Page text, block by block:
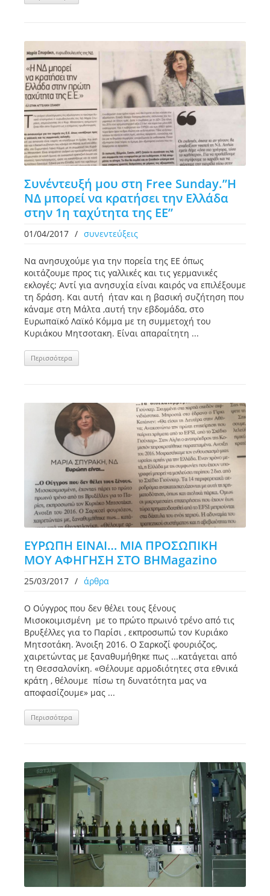
Συνέντευξή μου στη Free Sunday.”H
NΔ μπορεί να κρατήσει την Ελλάδα
στην 1η ταχύτητα της ΕΕ”
01/04/2017 / συνεντεύξεις
Να ανησυχούμε για την πορεία της ΕΕ όπως
κοιτάζουμε προς τις γαλλικές και τις γερμανικές
εκλογές; Αντί για ανησυχία είναι καιρός να επιλέξουμε
τη δράση. Και αυτή ήταν και η βασική συζήτηση που
κάναμε στη Μάλτα ,αυτή την εβδομάδα, στο
Ευρωπαϊκό Λαϊκό Κόμμα με τη συμμετοχή του
Κυριάκου Μητσοτακη. Είναι απαραίτητη ...
Περισσότερα
ΕΥΡΩΠΗ ΕΙΝΑΙ… ΜΙΑ ΠΡΟΣΩΠΙΚΗ
ΜΟΥ ΑΦΗΓΗΣΗ ΣΤΟ ΒΗΜagazino
25/03/2017 / άρθρα
Ο Ούγγρος που δεν θέλει τους ξένους
Μισοκοιμισμένη με το πρώτο πρωινό τρένο από τις
Βρυξέλλες για το Παρίσι , εκπροσωπώ τον Κυριάκο
Μητσοτάκη. Άνοιξη 2016. Ο Σαρκοζί φουριόζος,
χαιρετώντας με ξαναθυμήθηκε πως ...κατάγεται από
τη Θεσσαλονίκη. «Θέλουμε αρμοδιότητες στα εθνικά
κράτη , θέλουμε πίσω τη δυνατότητα μας να
αποφασίζουμε» μας ...
Περισσότερα